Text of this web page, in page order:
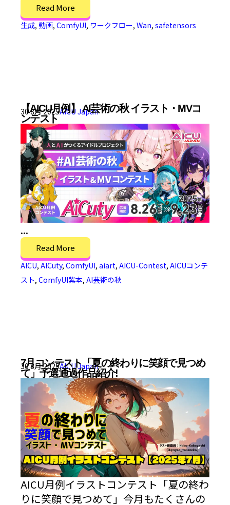
Read More
生成, 動画, ComfyUI, ワークフロー, Wan, safetensors
【AICU月例】 AI芸術の秋 イラスト・MVコ
ンテスト
30 8月 2025AICU Japan
...
Read More
AICU, AICuty, ComfyUI, aiart, AICU-Contest, AICUコンテ
スト, ComfyUI紫本, AI芸術の秋
7月コンテスト「夏の終わりに笑顔で見つめ
て」予選通過作品紹介!
30 8月 2025AICU Japan
AICU月例イラストコンテスト「夏の終わ
りに笑顔で見つめて」今月もたくさんの